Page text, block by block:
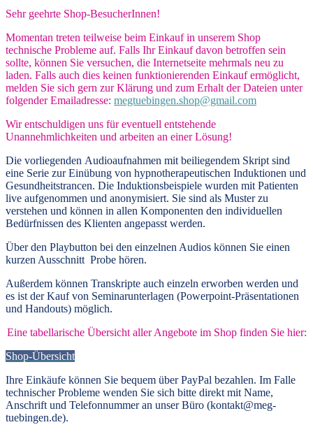
Sehr geehrte Shop-BesucherInnen!
Momentan treten teilweise beim Einkauf in unserem Shop
technische Probleme auf. Falls Ihr Einkauf davon betroffen sein
sollte, können Sie versuchen, die Internetseite mehrmals neu zu
laden. Falls auch dies keinen funktionierenden Einkauf ermöglicht,
melden Sie sich gern zur Klärung und zum Erhalt der Dateien unter
folgender Emailadresse: megtuebingen.shop@gmail.com
Wir entschuldigen uns für eventuell entstehende
Unannehmlichkeiten und arbeiten an einer Lösung!
Die vorliegenden Audioaufnahmen mit beiliegendem Skript sind
eine Serie zur Einübung von hypnotherapeutischen Induktionen und
Gesundheitstrancen. Die Induktionsbeispiele wurden mit Patienten
live aufgenommen und anonymisiert. Sie sind als Muster zu
verstehen und können in allen Komponenten den individuellen
Bedürfnissen des Klienten angepasst werden.
Über den Playbutton bei den einzelnen Audios können Sie einen
kurzen Ausschnitt Probe hören.
Außerdem können Transkripte auch einzeln erworben werden und
es ist der Kauf von Seminarunterlagen (Powerpoint-Präsentationen
und Handouts) möglich.
Eine tabellarische Übersicht aller Angebote im Shop finden Sie hier:
Shop-Übersicht
Ihre Einkäufe können Sie bequem über PayPal bezahlen. Im Falle
technischer Probleme wenden Sie sich bitte direkt mit Name,
Anschrift und Telefonnummer an unser Büro (kontakt@meg-
tuebingen.de).